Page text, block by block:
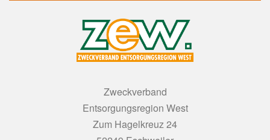
Zweckverband
Entsorgungsregion West
Zum Hagelkreuz 24